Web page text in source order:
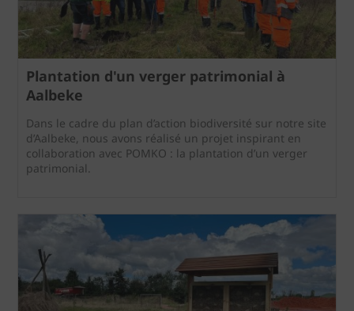
Plantation d'un verger patrimonial à
Aalbeke
Dans le cadre du plan d’action biodiversité sur notre site
d’Aalbeke, nous avons réalisé un projet inspirant en
collaboration avec POMKO : la plantation d’un verger
patrimonial.